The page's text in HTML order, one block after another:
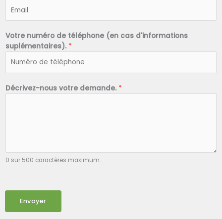
Votre numéro de téléphone (en cas d'informations
suplémentaires). *
Décrivez-nous votre demande. *
0 sur 500 caractères maximum.
Envoyer